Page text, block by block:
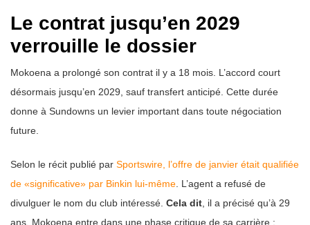
Le contrat jusqu’en 2029
verrouille le dossier
Mokoena a prolongé son contrat il y a 18 mois. L’accord court
désormais jusqu’en 2029, sauf transfert anticipé. Cette durée
donne à Sundowns un levier important dans toute négociation
future.
Selon le récit publié par Sportswire, l’offre de janvier était qualifiée
de «significative» par Binkin lui-même . L’agent a refusé de
divulguer le nom du club intéressé. Cela dit , il a précisé qu’à 29
ans, Mokoena entre dans une phase critique de sa carrière :